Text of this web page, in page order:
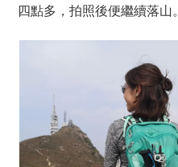
四點多，拍照後便繼續落山。